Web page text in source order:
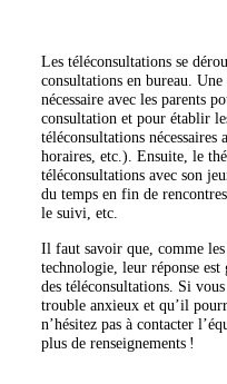
Les téléconsultations se
consultations en bureau.
nécessaire avec les parents
consultation et pour établir
téléconsultations nécessaires
horaires, etc.). Ensuite, le
téléconsultations avec son
du temps en fin de
le suivi, etc.
Il faut savoir que, comme
technologie, leur réponse
des téléconsultations. Si
trouble anxieux et qu’il
n’hésitez pas à contacter
plus de renseignements !